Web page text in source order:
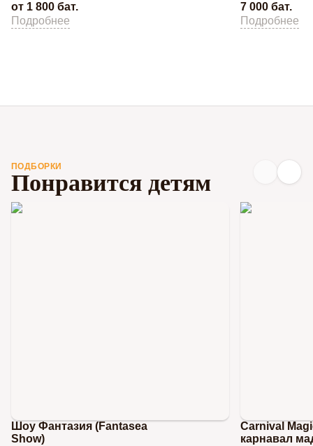
от 1 800 бат.
Подробнее
7 000 бат.
Подробнее
ПОДБОРКИ
Понравится детям
Шоу Фантазия (Fantasea
Show)
Carnival
карнавал